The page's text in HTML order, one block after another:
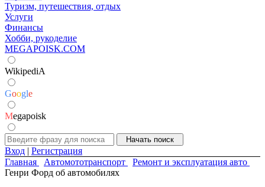
Туризм, путешествия, отдых
Услуги
Финансы
Хобби, рукоделие
MEGAPOISK.COM
WikipediA
Google
Megapoisk
Вход | Регистрация
Главная
Автомототранспорт
Ремонт и эксплуатация авто
Генри Форд об автомобилях